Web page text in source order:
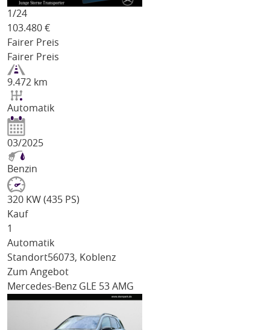
1/24
103.480 €
Fairer Preis
Fairer Preis
9.472 km
Automatik
03/2025
Benzin
320 KW (435 PS)
Kauf
1
Automatik
Standort56073, Koblenz
Zum Angebot
Mercedes-Benz GLE 53 AMG